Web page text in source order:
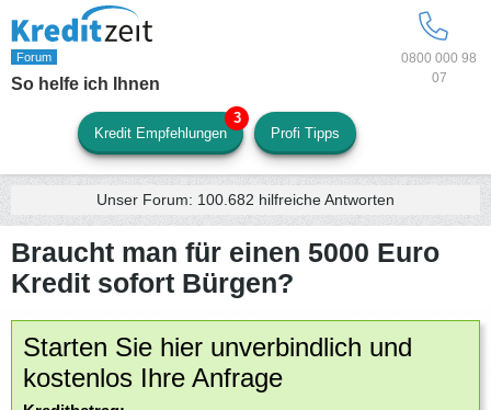
0800 000 98
07
So helfe ich Ihnen
Kredit Empfehlungen Profi Tipps
Unser Forum: 100.682 hilfreiche Antworten
Braucht man für einen 5000 Euro
Kredit sofort Bürgen?
Starten Sie hier unverbindlich und
kostenlos Ihre Anfrage